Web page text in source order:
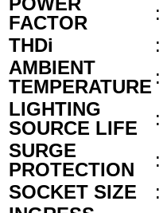
FACTOR
:
THDi
:
AMBIENT
TEMPERATURE :
LIGHTING
SOURCE LIFE
:
SURGE
PROTECTION
:
SOCKET SIZE
: